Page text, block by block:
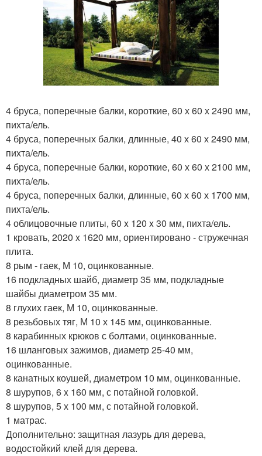
4 бруса, поперечные балки, короткие, 60 х 60 х 2490 мм,
пихта/ель.
4 бруса, поперечных балки, длинные, 40 х 60 х 2490 мм,
пихта/ель.
4 бруса, поперечные балки, короткие, 60 х 60 х 2100 мм,
пихта/ель.
4 бруса, поперечных балки, длинные, 60 х 60 х 1700 мм,
пихта/ель.
4 облицовочные плиты, 60 x 120 x 30 мм, пихта/ель.
1 кровать, 2020 x 1620 мм, ориентировано - стружечная
плита.
8 рым - гаек, М 10, оцинкованные.
16 подкладных шайб, диаметр 35 мм, подкладные
шайбы диаметром 35 мм.
8 глухих гаек, М 10, оцинкованные.
8 резьбовых тяг, М 10 х 145 мм, оцинкованные.
8 карабинных крюков с болтами, оцинкованные.
16 шланговых зажимов, диаметр 25-40 мм,
оцинкованные.
8 канатных коушей, диаметром 10 мм, оцинкованные.
8 шурупов, 6 x 160 мм, с потайной головкой.
8 шурупов, 5 х 100 мм, с потайной головкой.
1 матрас.
Дополнительно: защитная лазурь для дерева,
водостойкий клей для дерева.